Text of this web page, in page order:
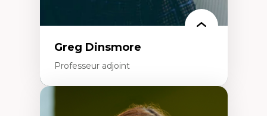
Greg Dinsmore
Professeur adjoint